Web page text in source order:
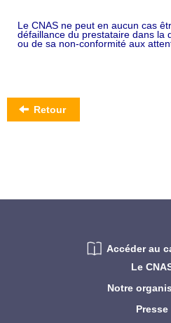
Le CNAS ne peut en aucun cas
défaillance du prestataire dans la
ou de sa non-conformité aux
Retour
Le
Notre
Presse
Accéder au